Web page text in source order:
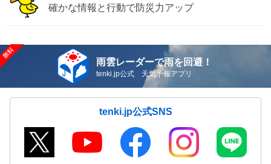
確かな情報と行動で防災力アップ
雨雲レーダーで雨を回避！
tenki.jp公式 天気予報アプリ
tenki.jp公式SNS